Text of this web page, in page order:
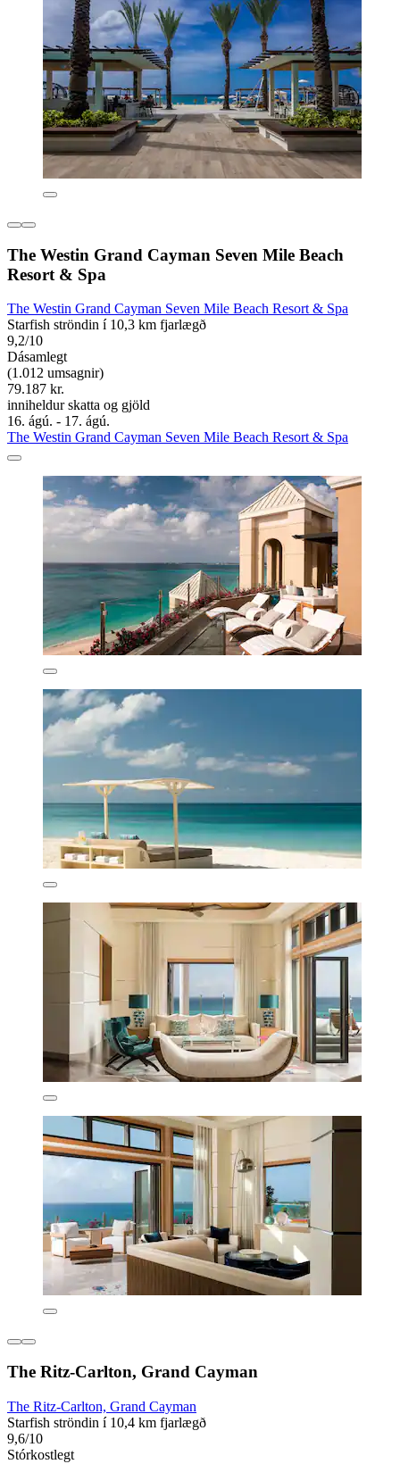
The Westin Grand Cayman Seven Mile Beach
Resort & Spa
The Westin Grand Cayman Seven Mile Beach Resort & Spa
Starfish ströndin í 10,3 km fjarlægð
9,2/10
Dásamlegt
(1.012 umsagnir)
79.187 kr.
inniheldur skatta og gjöld
16. ágú. - 17. ágú.
The Westin Grand Cayman Seven Mile Beach Resort & Spa
The Ritz-Carlton, Grand Cayman
The Ritz-Carlton, Grand Cayman
Starfish ströndin í 10,4 km fjarlægð
9,6/10
Stórkostlegt